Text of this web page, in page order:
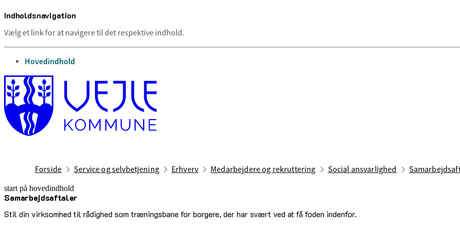
Indholdsnavigation
Vælg et link for at navigere til det respektive indhold.
gå til
Hovedindhold
Forside Service og selvbetjening Erhverv Medarbejdere og rekruttering Social ansvarlighed
start på hovedindhold
Samarbejdsaftaler
Stil din virksomhed til rådighed som træningsbane for borgere, der har svært ved at få foden indenfor.
senest opdateret 1. februar 2026